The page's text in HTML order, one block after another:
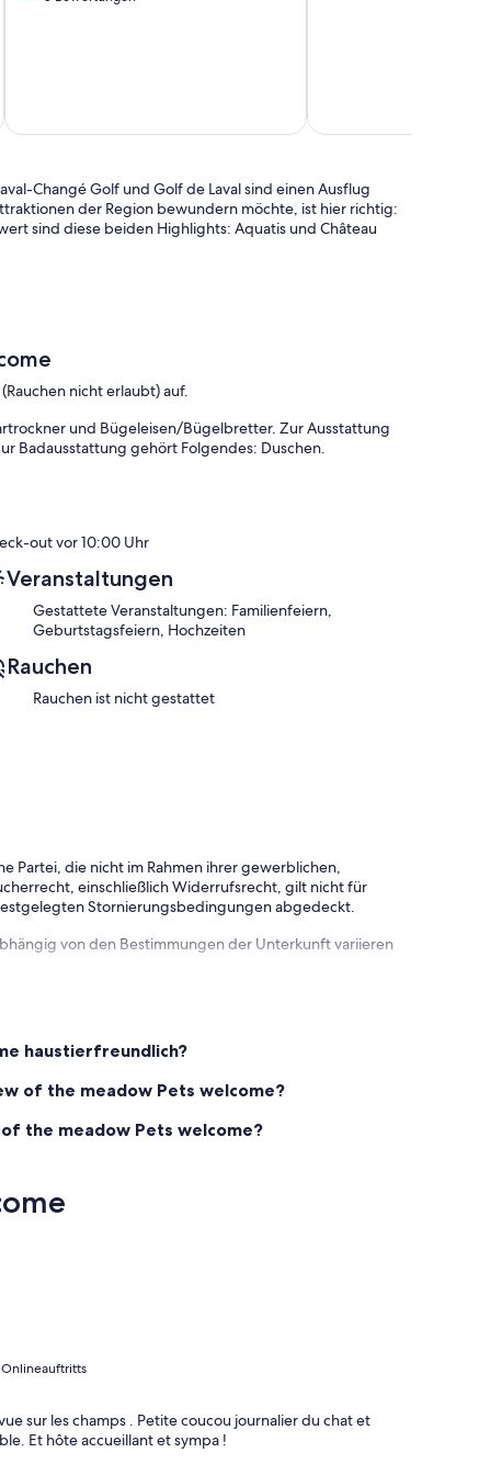
Changé Golf und Golf de Laval sind einen Ausflug
der Region bewundern möchte, ist hier richtig:
sind diese beiden Highlights: Aquatis und Château
nicht erlaubt) auf.
und Bügeleisen/Bügelbretter. Zur Ausstattung
Badausstattung gehört Folgendes: Duschen.
out vor 10:00 Uhr
Veranstaltungen
Gestattete Veranstaltungen: Familienfeiern,
Geburtstagsfeiern, Hochzeiten
Rauchen
Rauchen ist nicht gestattet
Partei, die nicht im Rahmen ihrer gewerblichen,
einschließlich Widerrufsrecht, gilt nicht für
Stornierungsbedingungen abgedeckt.
von den Bestimmungen der Unterkunft variieren
haustierfreundlich?
of the meadow Pets welcome?
the meadow Pets welcome?
sur les champs . Petite coucou journalier du chat et
Et hôte accueillant et sympa !